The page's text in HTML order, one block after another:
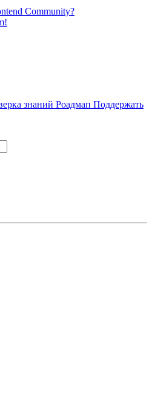
Community?
знаний Роадмап Поддержать